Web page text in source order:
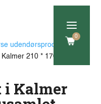
a
0
udendørsprodukter/
210 * 170 cm –
Kalmer